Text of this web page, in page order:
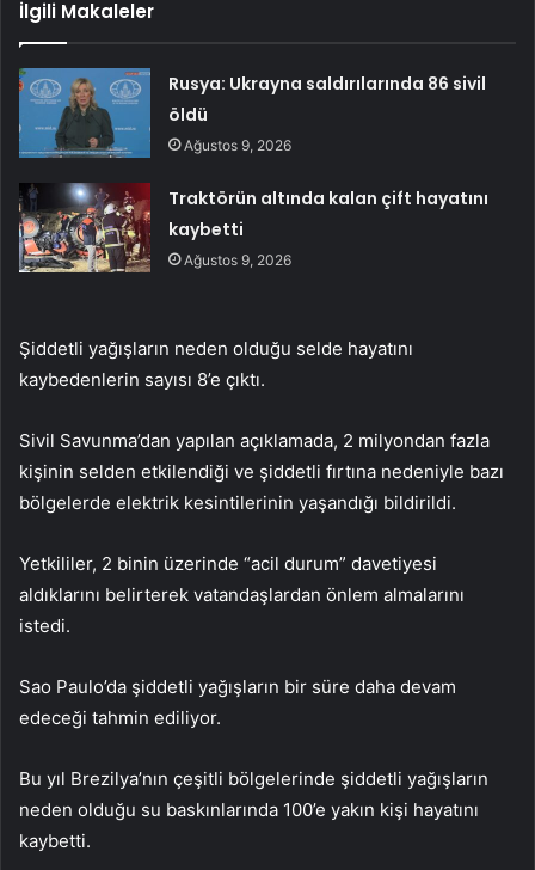
İlgili Makaleler
Rusya: Ukrayna saldırılarında 86 sivil
öldü
Ağustos 9, 2026
Traktörün altında kalan çift hayatını
kaybetti
Ağustos 9, 2026
Şiddetli yağışların neden olduğu selde hayatını
kaybedenlerin sayısı 8’e çıktı.
Sivil Savunma’dan yapılan açıklamada, 2 milyondan fazla
kişinin selden etkilendiği ve şiddetli fırtına nedeniyle bazı
bölgelerde elektrik kesintilerinin yaşandığı bildirildi.
Yetkililer, 2 binin üzerinde “acil durum” davetiyesi
aldıklarını belirterek vatandaşlardan önlem almalarını
istedi.
Sao Paulo’da şiddetli yağışların bir süre daha devam
edeceği tahmin ediliyor.
Bu yıl Brezilya’nın çeşitli bölgelerinde şiddetli yağışların
neden olduğu su baskınlarında 100’e yakın kişi hayatını
kaybetti.